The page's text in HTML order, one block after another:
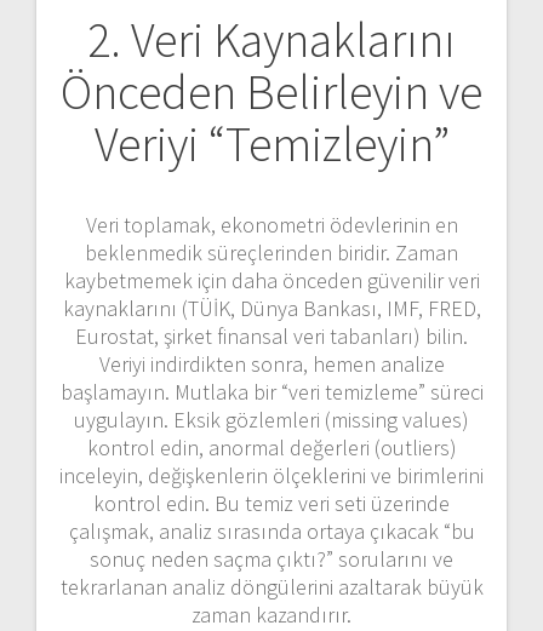
2. Veri Kaynaklarını
Önceden Belirleyin ve
Veriyi “Temizleyin”
Veri toplamak, ekonometri ödevlerinin en
beklenmedik süreçlerinden biridir. Zaman
kaybetmemek için daha önceden güvenilir veri
kaynaklarını (TÜİK, Dünya Bankası, IMF, FRED,
Eurostat, şirket finansal veri tabanları) bilin.
Veriyi indirdikten sonra, hemen analize
başlamayın. Mutlaka bir “veri temizleme” süreci
uygulayın. Eksik gözlemleri (missing values)
kontrol edin, anormal değerleri (outliers)
inceleyin, değişkenlerin ölçeklerini ve birimlerini
kontrol edin. Bu temiz veri seti üzerinde
çalışmak, analiz sırasında ortaya çıkacak “bu
sonuç neden saçma çıktı?” sorularını ve
tekrarlanan analiz döngülerini azaltarak büyük
zaman kazandırır.